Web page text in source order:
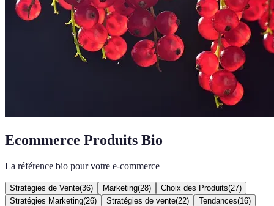
Ecommerce Produits Bio
La référence bio pour votre e-commerce
Stratégies de Vente(36) Marketing(28) Choix des Produits(27)
Stratégies Marketing(26) Stratégies de vente(22) Tendances(16)